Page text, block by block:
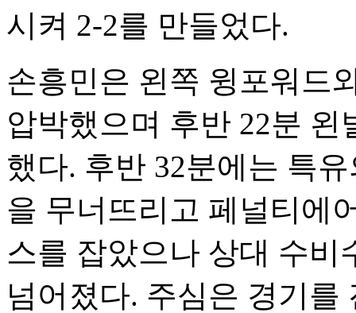
시켜 2-2를 만들었다.
손흥민은 왼쪽 윙포워드
압박했으며 후반 22분
했다. 후반 32분에는 특
을 무너뜨리고 페널티에
스를 잡았으나 상대 수비
넘어졌다. 주심은 경기를